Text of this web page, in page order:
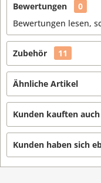
Bewertungen
0
Bewertungen lesen,
Zubehör 11
Ähnliche Artikel
Kunden kauften auch
Kunden haben sich